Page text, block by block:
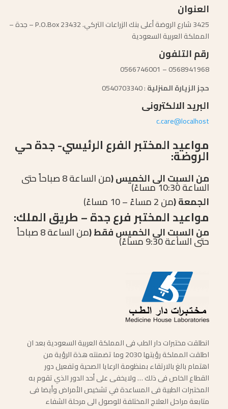
العنوان
3425 شارع الروضة أعلى بنك الزراعات التركي. P.O.Box 23432 – جدة –
المملكة العربية السعودية
رقم التلفون
0568941968 – 0566746001
حجز الزيارة المنزلية: 0540703340
البريد الالكترونى
c.care@localhost
مواعيد المختبر الفرع الرئيسي- جدة حي
الروضة:
من السبت الى الخميس ( من الساعة 8 صباحاً حتى
الساعة 10:30 مساءً)
الجمعة (من 2 مساءً – 10 مساءً)
مواعيد المختبر فرع جدة – طريق الملك:
من السبت الى الخميس فقط ( من الساعة 8 صباحاً
حتى الساعة 9:30 مساءً)
انطلقت مختبرات دار الطب فى المملكة العربية السعودية بعد ان
اطلقت المملكة رؤيتها 2030 وما تضمنته هذة الرؤية من
اهتمام بالغ بالارتقاء بمنظومة الرعايا الصحية وتفعيل دور
القطاع الخاص فى ذلك … ولايخفى على أحد الدور الذي تقوم به
المختبرات الطبية فى المساعدة في تشخيص الأمراض وأيضا فى
متابعة مراحل العلاج المختلفة للوصول الى مرحلة الشفاء